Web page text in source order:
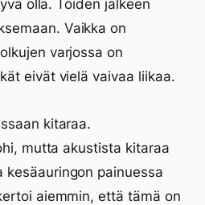
olla. Töiden jälkeen
Vaikka on
varjossa on
eivät vielä vaivaa liikaa.
kitaraa.
mutta akustista kitaraa
kesäauringon painuessa
aiemmin, että tämä on